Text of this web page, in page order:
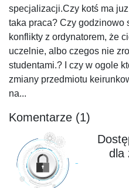
specjalizacji.Czy kotś ma
taka praca? Czy godzinowo
konflikty z ordynatorem, że
uczelnie, albo czegos nie
studentami.? I czy w ogole
zmiany przedmiotu
na...
Komentarze (1)
dla